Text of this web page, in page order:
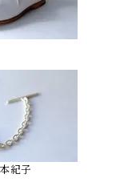
紀子